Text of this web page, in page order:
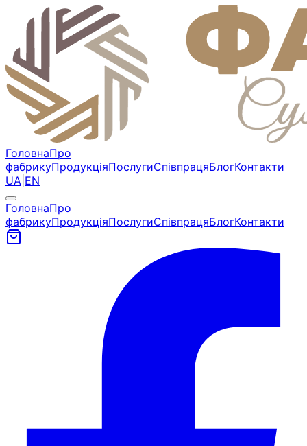
ГоловнаПро
фабрикуПродукціяПослугиСпівпрацяБлогКонтакти
UA EN
ГоловнаПро
фабрикуПродукціяПослугиСпівпрацяБлогКонтакти